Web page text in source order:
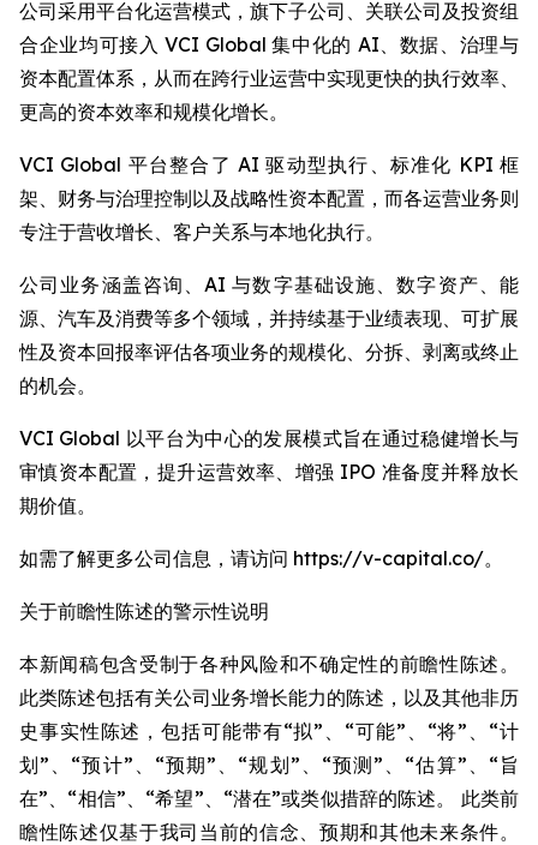
公司采用平台化运营模式，旗下子公司、关联公司及投资组
合企业均可接入 VCI Global 集中化的 AI、数据、治理与
资本配置体系，从而在跨行业运营中实现更快的执行效率、
更高的资本效率和规模化增长。
VCI Global 平台整合了 AI 驱动型执行、标准化 KPI 框
架、财务与治理控制以及战略性资本配置，而各运营业务则
专注于营收增长、客户关系与本地化执行。
公司业务涵盖咨询、AI 与数字基础设施、数字资产、能
源、汽车及消费等多个领域，并持续基于业绩表现、可扩展
性及资本回报率评估各项业务的规模化、分拆、剥离或终止
的机会。
VCI Global 以平台为中心的发展模式旨在通过稳健增长与
审慎资本配置，提升运营效率、增强 IPO 准备度并释放长
期价值。
如需了解更多公司信息，请访问 https://v-capital.co/。
关于前瞻性陈述的警示性说明
本新闻稿包含受制于各种风险和不确定性的前瞻性陈述。
此类陈述包括有关公司业务增长能力的陈述，以及其他非历
史事实性陈述，包括可能带有“拟”、“可能”、“将”、“计
划”、“预计”、“预期”、“规划”、“预测”、“估算”、“旨
在”、“相信”、“希望”、“潜在”或类似措辞的陈述。 此类前
瞻性陈述仅基于我司当前的信念、预期和其他未来条件。